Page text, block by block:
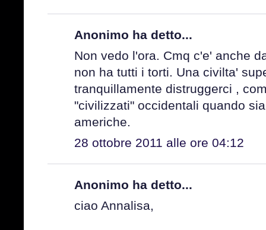
Anonimo ha detto...
Non vedo l'ora. Cmq c'e' anche
non ha tutti i torti. Una civilta'
tranquillamente distruggerci ,
"civilizzati" occidentali quando
americhe.
28 ottobre 2011 alle ore 04:12
Anonimo ha detto...
ciao Annalisa,